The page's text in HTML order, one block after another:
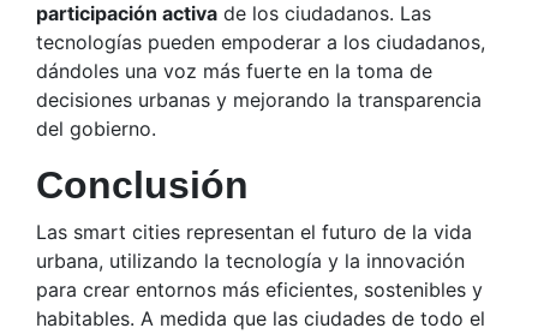
participación activa de los ciudadanos. Las
tecnologías pueden empoderar a los ciudadanos,
dándoles una voz más fuerte en la toma de
decisiones urbanas y mejorando la transparencia
del gobierno.
Conclusión
Las smart cities representan el futuro de la vida
urbana, utilizando la tecnología y la innovación
para crear entornos más eficientes, sostenibles y
habitables. A medida que las ciudades de todo el